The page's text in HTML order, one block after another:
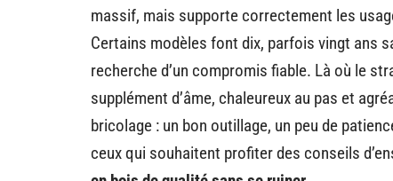
massif, mais supporte correctement les
Certains modèles font dix, parfois vingt ans
recherche d’un compromis fiable. Là où le
supplément d’âme, chaleureux au pas et
bricolage : un bon outillage, un peu de
ceux qui souhaitent profiter des conseils